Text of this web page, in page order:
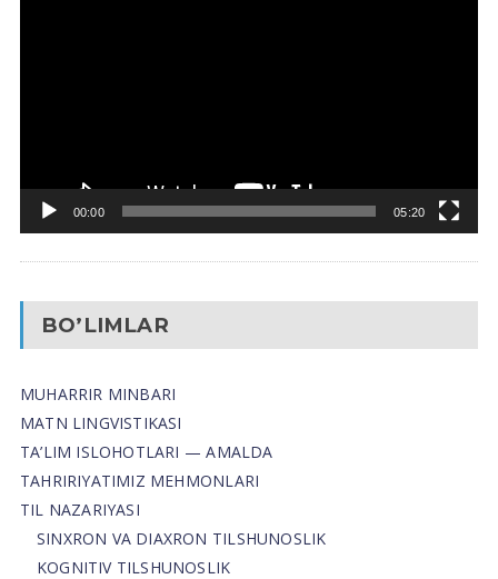
00:00 05:20
BO’LIMLAR
MUHARRIR MINBARI
MATN LINGVISTIKASI
TA’LIM ISLOHOTLARI — AMALDA
TAHRIRIYATIMIZ MEHMONLARI
TIL NAZARIYASI
SINXRON VA DIAXRON TILSHUNOSLIK
KOGNITIV TILSHUNOSLIK